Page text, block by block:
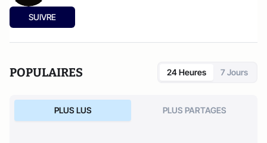
SUIVRE
POPULAIRES 24 Heures 7 Jours
PLUS LUS PLUS PARTAGES